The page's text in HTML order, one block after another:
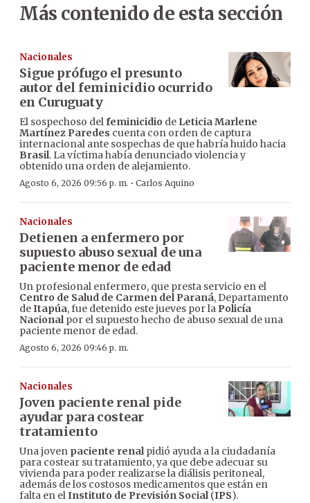
Más contenido de esta sección
Nacionales
Sigue prófugo el presunto
autor del feminicidio ocurrido
en Curuguaty
El sospechoso delfeminicidio de Leticia Marlene
Martínez Paredes cuenta con orden de captura
internacional ante sospechas de que habría huido hacia
Brasil. La víctima había denunciado violencia y
obtenido una orden de alejamiento.
Agosto 6, 2026 09:56 p. m. · Carlos Aquino
Nacionales
Detienen a enfermero por
supuesto abuso sexual de una
paciente menor de edad
Un profesional enfermero, que presta servicio en el
Centro de Salud de Carmen del Paraná, Departamento
deItapúa, fue detenido este jueves por la Policía
Nacionalpor el supuesto hecho de abuso sexual de una
paciente menor de edad.
Agosto 6, 2026 09:46 p. m.
Nacionales
Joven paciente renal pide
ayudar para costear
tratamiento
Una joven paciente renalpidió ayuda a la ciudadanía
para costear su tratamiento, ya que debe adecuar su
vivienda para poder realizarse la diálisis peritoneal,
además de los costosos medicamentos que están en
falta en elInstituto de Previsión Social(IPS).